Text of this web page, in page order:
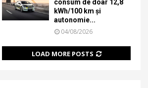
consum de doar 12,8
kWh/100 km și
autonomie...
04/08/2026
LOAD MORE POSTS